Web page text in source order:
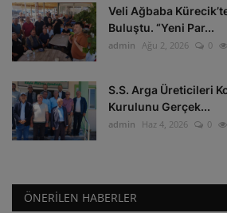
Veli Ağbaba
Buluştu. “Yeni Par...
admin Ağu 2, 2026 0
S.S. Arga Üreticileri
Kurulunu Gerçek...
admin Haz 4, 2026 0
ÖNERILEN HABERLER